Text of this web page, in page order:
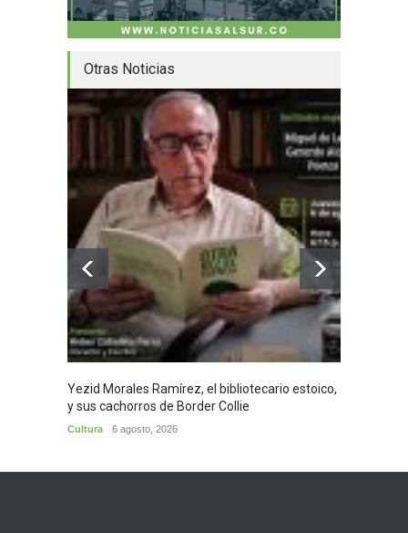
Otras Noticias
Yezid Morales Ramírez, el bibliotecario estoico,
y sus cachorros de Border Collie
Cultura 6 agosto, 2026